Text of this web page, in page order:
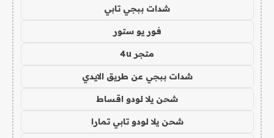
شدات ببجي تابي
فور يو ستور
متجر 4u
شدات ببجي عن طريق الايدي
شحن يلا لودو اقساط
شحن يلا لودو تابي تمارا